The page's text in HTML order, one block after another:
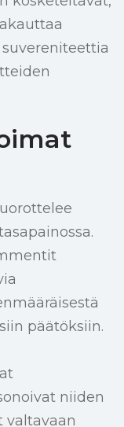
päätöksiin.
niiden
valtavaan